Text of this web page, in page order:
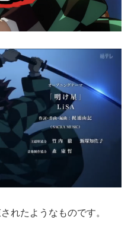
れたようなものです。